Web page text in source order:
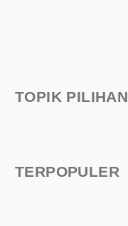
TOPIK PILIHAN
TERPOPULER